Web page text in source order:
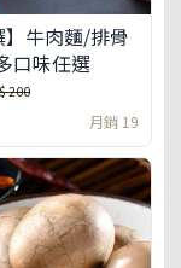
】牛肉麵/排骨
口味任選
200
月銷 19